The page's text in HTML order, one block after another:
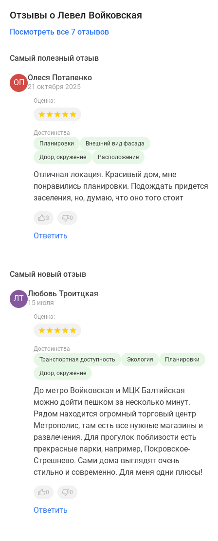
Отзывы о Левел Войковская
Посмотреть все 7 отзывов
Самый полезный отзыв
ОП
Олеся Потапенко
21 октября 2025
Оценка:
Достоинства
Планировки
Внешний вид фасада
Двор, окружение
Расположение
Отличная локация. Красивый дом, мне
понравились планировки. Подождать придется
заселения, но, думаю, что оно того стоит
3 0
Ответить
Самый новый отзыв
ЛТ
Любовь Троитцкая
15 июля
Оценка:
Достоинства
Транспортная доступность
Экология
Планировки
Двор, окружение
До метро Войковская и МЦК Балтийская
можно дойти пешком за несколько минут.
Рядом находится огромный торговый центр
Метрополис, там есть все нужные магазины и
развлечения. Для прогулок поблизости есть
прекрасные парки, например, Покровское-
Стрешнево. Сами дома выглядят очень
стильно и современно. Для меня одни плюсы!
0 0
Ответить